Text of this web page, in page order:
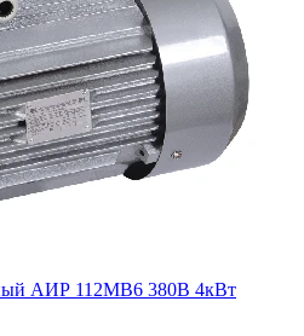
АИР 112MB6 380В 4кВт